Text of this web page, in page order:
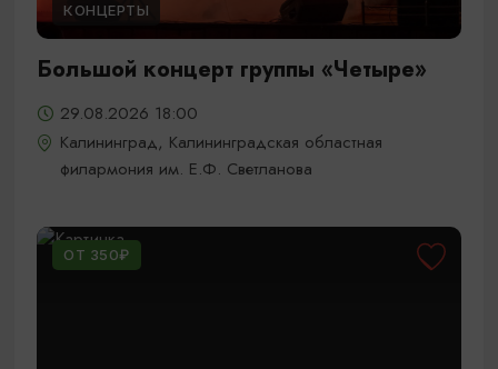
КОНЦЕРТЫ
Большой концерт группы «Четыре»
29.08.2026 18:00
Калининград, Калининградская областная
филармония им. Е.Ф. Светланова
ОТ 350₽